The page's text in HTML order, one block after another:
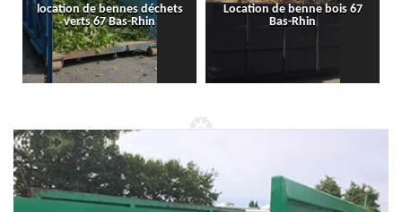
location de bennes déchets
verts 67 Bas-Rhin
Location de benne bois 67
Bas-Rhin